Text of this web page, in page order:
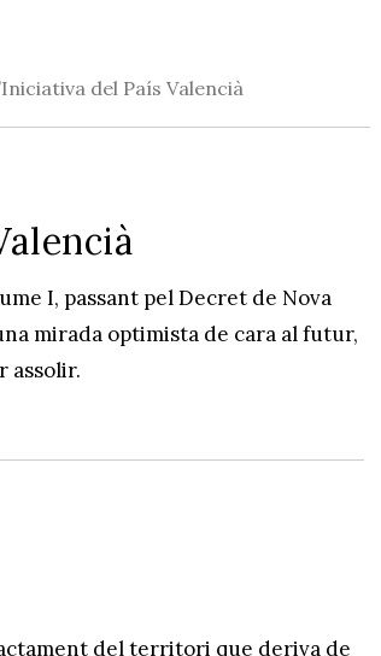
del País Valencià
I, passant pel Decret de Nova
mirada optimista de cara al futur,
assolir.
del territori que deriva de